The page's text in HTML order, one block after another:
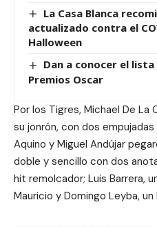
La Casa Blanca
actualizado contra el
Halloween
Dan a conocer el
Premios Oscar
Por los Tigres, Michael De
su jonrón, con dos
Aquino y Miguel Andújar
doble y sencillo con dos
hit remolcador; Luis Barrera,
Mauricio y Domingo Leyba,